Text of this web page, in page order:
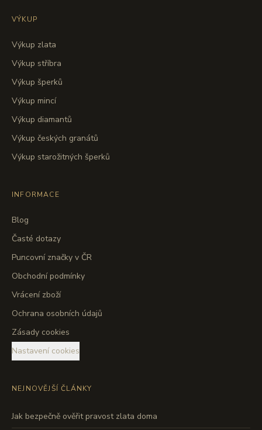
VÝKUP
Výkup zlata
Výkup stříbra
Výkup šperků
Výkup mincí
Výkup diamantů
Výkup českých granátů
Výkup starožitných šperků
INFORMACE
Blog
Časté dotazy
Puncovní značky v ČR
Obchodní podmínky
Vrácení zboží
Ochrana osobních údajů
Zásady cookies
Nastavení cookies
NEJNOVĚJŠÍ ČLÁNKY
Jak bezpečně ověřit pravost zlata doma